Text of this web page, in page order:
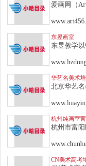
爱画网（
东昱画室
东昱教学
华艺名美术培
北京华艺
杭州纯画室
杭州市富
CN美术高考